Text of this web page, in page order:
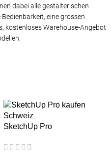
dabei alle gestalterischen
eine grossen
kostenloses Warehouse-Angebot
SketchUp Pro